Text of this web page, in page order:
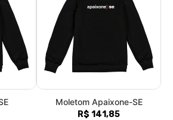
Moletom Apaixone-SE
R$ 141,85